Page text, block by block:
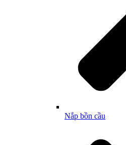
Nắp bồn cầu